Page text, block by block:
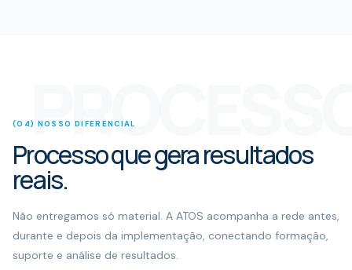
(04) NOSSO DIFERENCIAL
Processo que gera resultados
reais.
Não entregamos só material. A ATOS acompanha a rede antes,
durante e depois da implementação, conectando formação,
suporte e análise de resultados.